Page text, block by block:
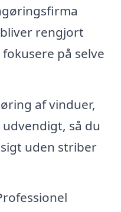
rengjort
på selve
af vinduer,
så du
uden striber